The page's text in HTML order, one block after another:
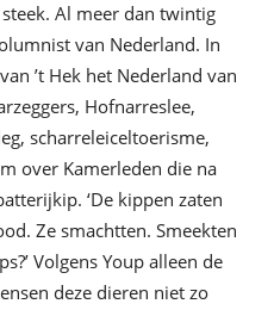
Al meer dan twintig
van Nederland. In
’t Hek het Nederland van
Hofnarreslee,
scharreleiceltoerisme,
over Kamerleden die na
‘De kippen zaten
Ze smachtten. Smeekten
Volgens Youp alleen de
deze dieren niet zo